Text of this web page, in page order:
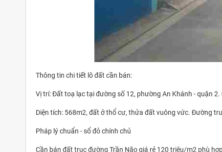
Thông tin chi tiết lô đất cần bán:
Vị trí: Đất toạ lạc tại đường số 12, phường An Khánh - quận
Diện tích: 568m2, đất ở thổ cư, thửa đất vuông vức. Đường
Pháp lý chuẩn - sổ đỏ chính chủ
Cần bán đất trục đường Trần Não giá rẻ 120 triệu/m2 phù